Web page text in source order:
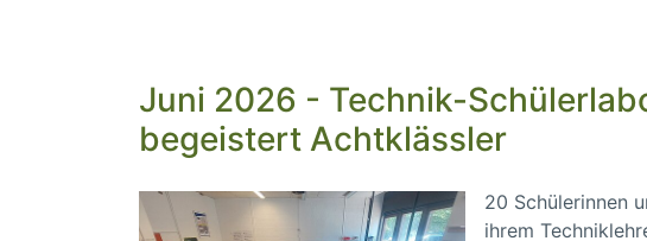
Juni 2026 - Technik-
begeistert Achtklässler
20 Schülerinnen
ihrem